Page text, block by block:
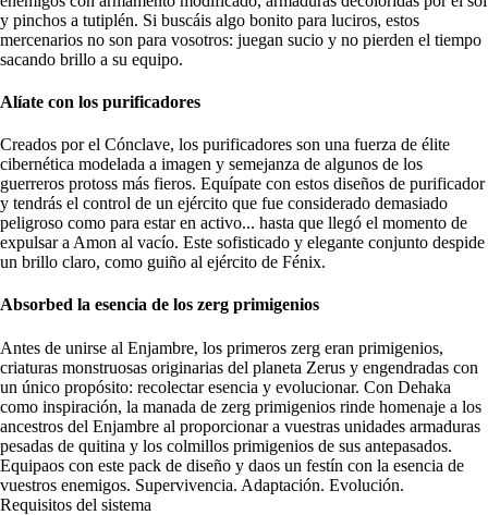
y pinchos a tutiplén. Si buscáis algo bonito para luciros, estos
mercenarios no son para vosotros: juegan sucio y no pierden el tiempo
sacando brillo a su equipo.
Alíate con los purificadores
Creados por el Cónclave, los purificadores son una fuerza de élite
cibernética modelada a imagen y semejanza de algunos de los
guerreros protoss más fieros. Equípate con estos diseños de purificador
y tendrás el control de un ejército que fue considerado demasiado
peligroso como para estar en activo... hasta que llegó el momento de
expulsar a Amon al vacío. Este sofisticado y elegante conjunto despide
un brillo claro, como guiño al ejército de Fénix.
Absorbed la esencia de los zerg primigenios
Antes de unirse al Enjambre, los primeros zerg eran primigenios,
criaturas monstruosas originarias del planeta Zerus y engendradas con
un único propósito: recolectar esencia y evolucionar. Con Dehaka
como inspiración, la manada de zerg primigenios rinde homenaje a los
ancestros del Enjambre al proporcionar a vuestras unidades armaduras
pesadas de quitina y los colmillos primigenios de sus antepasados.
Equipaos con este pack de diseño y daos un festín con la esencia de
vuestros enemigos. Supervivencia. Adaptación. Evolución.
Requisitos del sistema